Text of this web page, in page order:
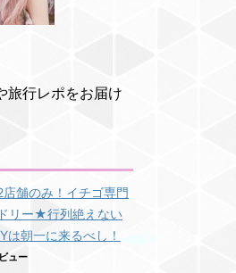
旅行レポをお届け
店舗のみ！イチゴ専門
リー★行列絶えない
は朝一に来るべし！
ュー